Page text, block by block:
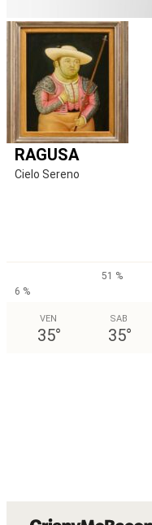
RAGUSA
Cielo Sereno
51 %
6 %
VEN
35°
SAB
35°